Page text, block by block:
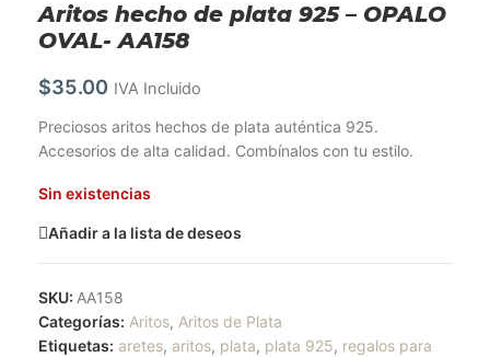
Aritos hecho de plata 925 – OPALO
OVAL- AA158
$35.00 IVA Incluido
Preciosos aritos hechos de plata auténtica 925.
Accesorios de alta calidad. Combínalos con tu estilo.
Sin existencias
Añadir a la lista de deseos
SKU: AA158
Categorías: Aritos, Aritos de Plata
Etiquetas: aretes, aritos, plata, plata 925, regalos para